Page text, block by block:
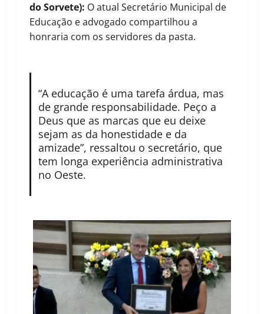
do Sorvete): O atual Secretário Municipal de
Educação e advogado compartilhou a
honraria com os servidores da pasta.
“A educação é uma tarefa árdua, mas
de grande responsabilidade. Peço a
Deus que as marcas que eu deixe
sejam as da honestidade e da
amizade”, ressaltou o secretário, que
tem longa experiência administrativa
no Oeste.